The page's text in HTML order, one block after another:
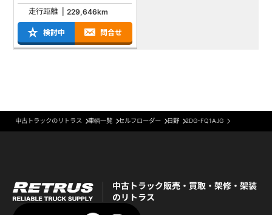
走行距離
229,646km
検討中 問合せ
中古トラックのリトラス 車輌一覧 セルフローダー 日野 2DG-FQ1AJG
中古トラック販売・買取・架修・架装
のリトラス